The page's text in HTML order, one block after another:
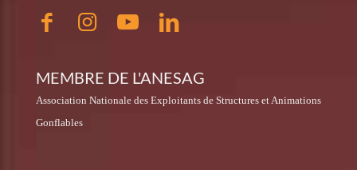
MEMBRE DE L'ANESAG
Association Nationale des Exploitants de Structures et Animations
Gonflables